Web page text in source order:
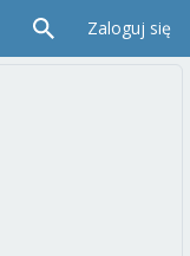
Zaloguj się